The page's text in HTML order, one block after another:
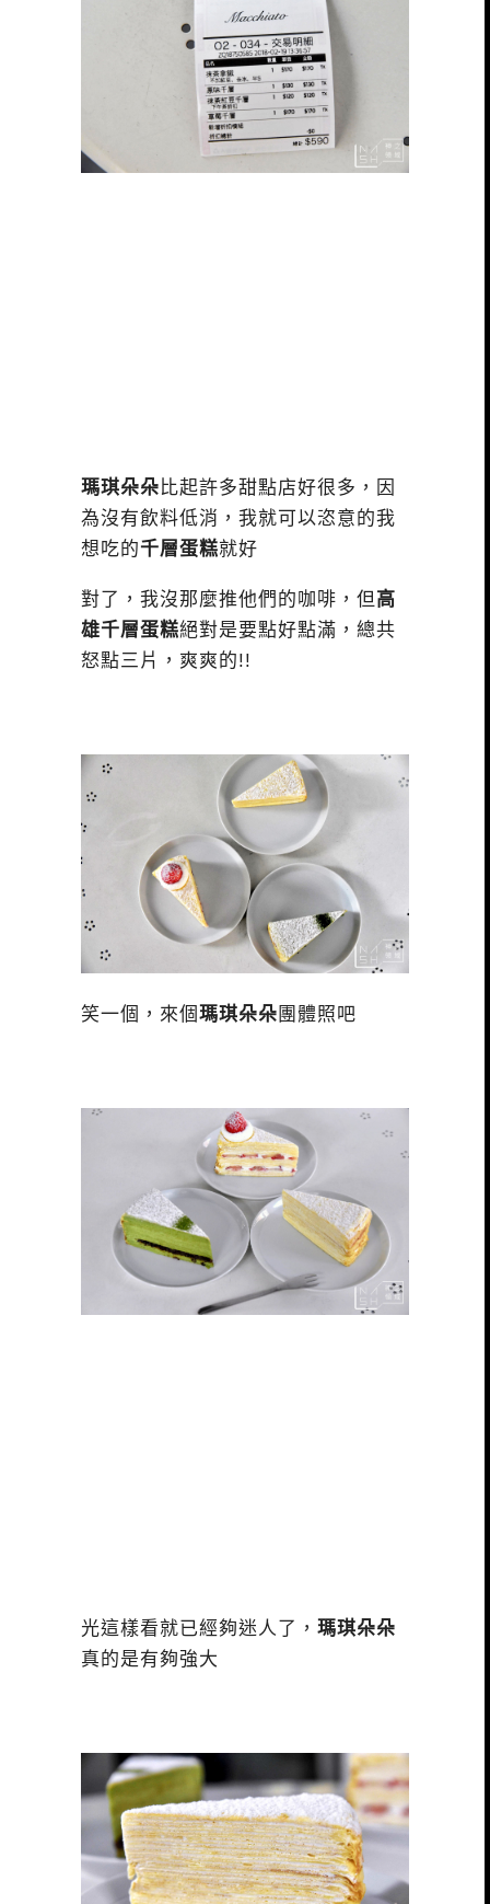
瑪琪朵朵 比起許多甜點店好很多，因
為沒有飲料低消，我就可以恣意的我
想吃的千層蛋糕就好
對了，我沒那麼推他們的咖啡，但高
雄千層蛋糕絕對是要點好點滿，總共
怒點三片，爽爽的!!
笑一個，來個 瑪琪朵朵 團體照吧
光這樣看就已經夠迷人了， 瑪琪朵朵
真的是有夠強大